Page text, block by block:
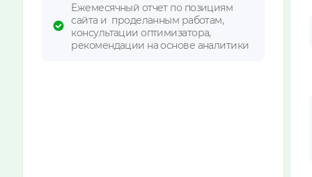
Ежемесячный отчет по позициям
сайта и проделанным работам,
консультации оптимизатора,
рекомендации на основе аналитики